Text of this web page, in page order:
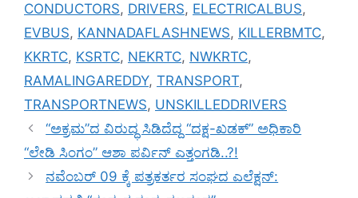
CONDUCTORS, DRIVERS, ELECTRICALBUS,
EVBUS, KANNADAFLASHNEWS, KILLERBMTC,
KKRTC, KSRTC, NEKRTC, NWKRTC,
RAMALINGAREDDY, TRANSPORT,
TRANSPORTNEWS, UNSKILLEDDRIVERS
“ಅಕ್ರಮ”ದ ವಿರುದ್ಧ ಸಿಡಿದೆದ್ದ “ದಕ್ಷ-ಖಡಕ್” ಅಧಿಕಾರಿ
“ಲೇಡಿ ಸಿಂಗಂ” ಆಶಾ ಪರ್ವಿನ್ ಎತ್ತಂಗಡಿ..?!
ನವೆಂಬರ್ 09 ಕ್ಕೆ ಪತ್ರಕರ್ತರ ಸಂಘದ ಎಲೆಕ್ಷನ್: